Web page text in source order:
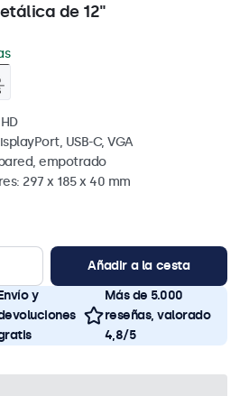
de 12"
USB-C, VGA
empotrado
297 x 185 x 40 mm
Añadir a la cesta
y
Más de 5.000
reseñas, valorado
4,8/5